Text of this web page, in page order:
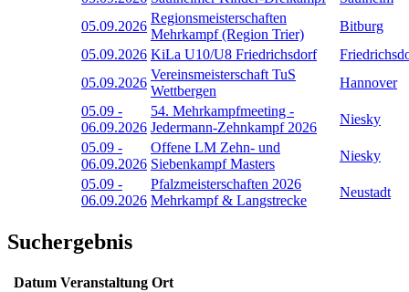
05.09.2026
Regionsmeisterschaften
Mehrkampf (Region Trier)
Bitburg
05.09.2026 KiLa U10/U8 Friedrichsdorf
05.09.2026
Vereinsmeisterschaft TuS
Wettbergen
Hannover
05.09 -
06.09.2026
54. Mehrkampfmeeting -
Jedermann-Zehnkampf 2026
Niesky
05.09 -
06.09.2026
Offene LM Zehn- und
Siebenkampf Masters
Niesky
05.09 -
06.09.2026
Pfalzmeisterschaften 2026
Mehrkampf & Langstrecke
Neustadt
Suchergebnis
Datum Veranstaltung Ort